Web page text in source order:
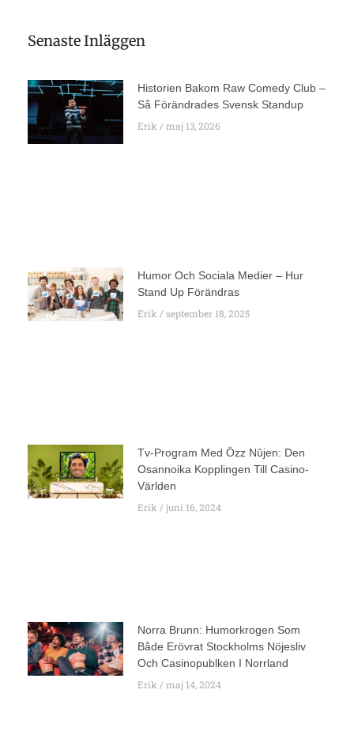
Senaste Inläggen
Historien Bakom Raw Comedy Club –
Så Förändrades Svensk Standup
Erik
maj 13, 2026
Humor Och Sociala Medier – Hur
Stand Up Förändras
Erik
september 18, 2025
Tv-Program Med Özz Nûjen: Den
Osannoika Kopplingen Till Casino-
Världen
Erik
juni 16, 2024
Norra Brunn: Humorkrogen Som
Både Erövrat Stockholms Nöjesliv
Och Casinopublken I Norrland
Erik
maj 14, 2024